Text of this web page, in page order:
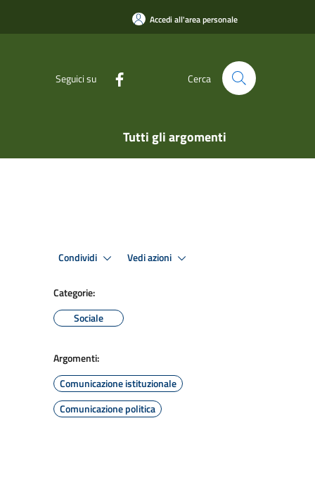
Accedi all'area personale
Seguici su Cerca
Tutti gli argomenti
Condividi Vedi azioni
Categorie:
Sociale
Argomenti:
Comunicazione istituzionale
Comunicazione politica